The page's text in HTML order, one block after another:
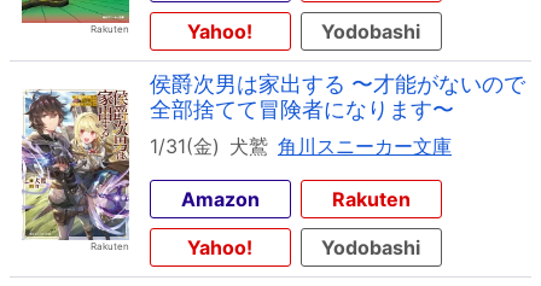
Yahoo!
Yodobashi
侯爵次男は家出する 〜才能がないので
全部捨てて冒険者になります〜
1/31(金) 犬鷲 角川スニーカー文庫
Amazon
Rakuten
Yahoo!
Yodobashi